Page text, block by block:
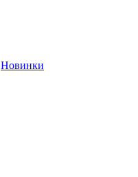
Новинки